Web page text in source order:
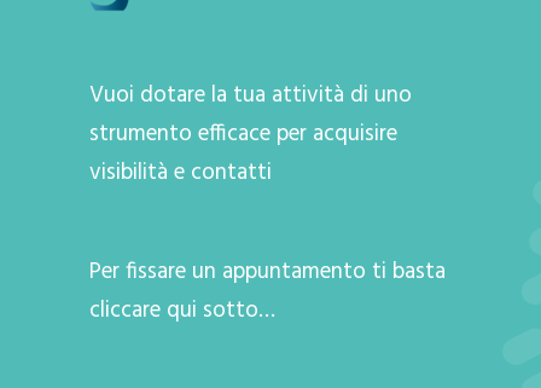
Vuoi dotare la tua attività di uno
strumento efficace per acquisire
visibilità e contatti
Per fissare un appuntamento ti basta
cliccare qui sotto…